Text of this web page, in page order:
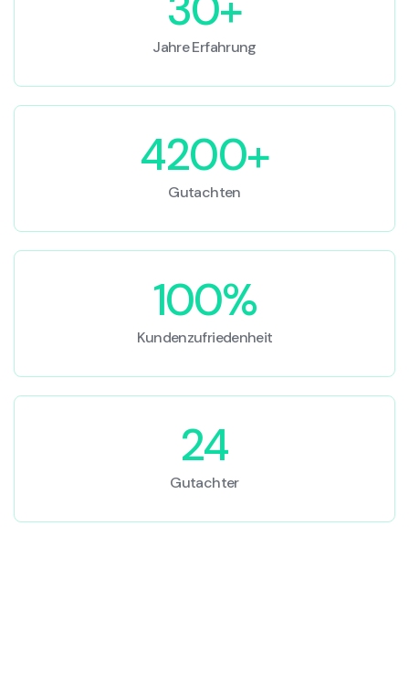
Jahre Erfahrung
4200+
Gutachten
100%
Kundenzufriedenheit
24
Gutachter